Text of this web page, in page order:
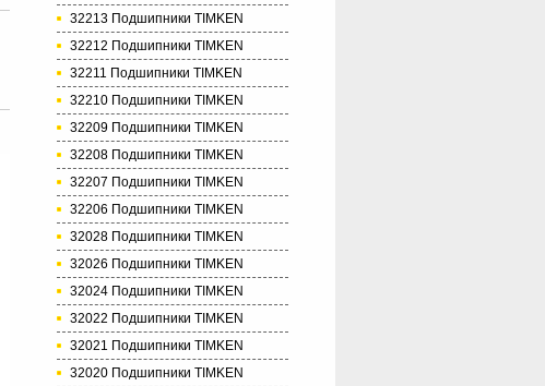
32213 Подшипники TIMKEN
32212 Подшипники TIMKEN
32211 Подшипники TIMKEN
32210 Подшипники TIMKEN
32209 Подшипники TIMKEN
32208 Подшипники TIMKEN
32207 Подшипники TIMKEN
32206 Подшипники TIMKEN
32028 Подшипники TIMKEN
32026 Подшипники TIMKEN
32024 Подшипники TIMKEN
32022 Подшипники TIMKEN
32021 Подшипники TIMKEN
32020 Подшипники TIMKEN